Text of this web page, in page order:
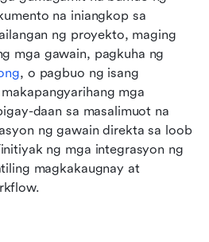
na iniangkop sa
ng proyekto, maging
, o pagbuo ng isang
mga
daan sa masalimuot na
ng gawain direkta sa loob
ng mga integrasyon ng
magkakaugnay at